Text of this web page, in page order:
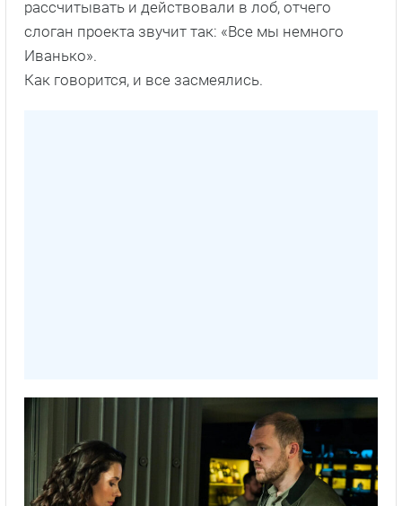
рассчитывать и действовали в лоб, отчего
слоган проекта звучит так: «Все мы немного
Иванько».
Как говорится, и все засмеялись.